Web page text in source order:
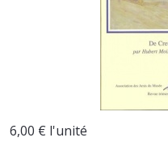
6,00 € l'unité